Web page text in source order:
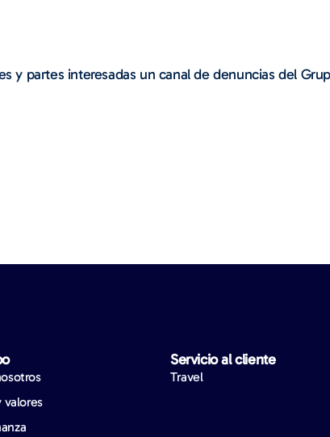
y partes interesadas un canal de denuncias del
valores
Servicio al cliente
Travel